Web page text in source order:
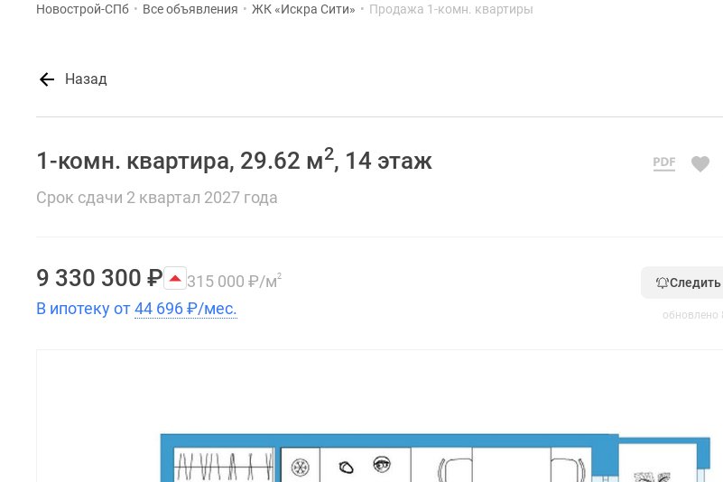
Новострой-СПб • Все объявления • ЖК «Искра Сити» • Продажа 1-комн. квартиры
Назад
1-комн. квартира, 29.62 м2, 14 этаж
Срок сдачи 2 квартал 2027 года
9 330 300 ₽ 315 000 ₽/м2
В ипотеку от44 696₽/мес.
Следить
обновлено